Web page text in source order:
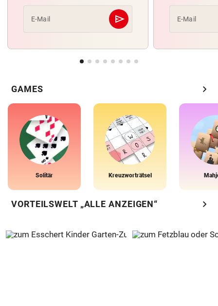
E-Mail send
Abschicken E-Mail
GAMES chevron_right
Solitär Kreuzworträtsel
VORTEILSWELT „ALLE ANZEIGEN“ chevron_right